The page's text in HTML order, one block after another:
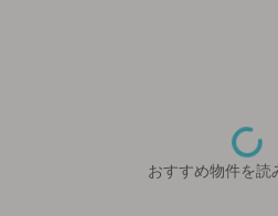
おすすめ物件を読